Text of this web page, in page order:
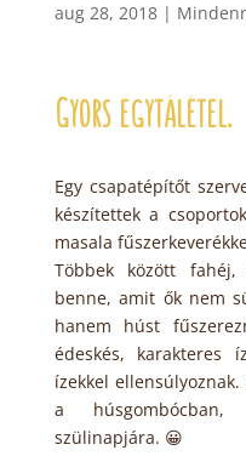
aug 28, 2018|
Gyors egytálétel.
Egy csapatépítőt
készítettek a
masala
Többek között fahéj,
benne, amit ők nem
hanem húst
édeskés, karakteres
ízekkel
a húsgombócban,
szülinapjára. 😀